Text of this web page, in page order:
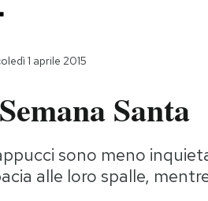
1 aprile 2015
Santa
sono meno
alle loro spalle,